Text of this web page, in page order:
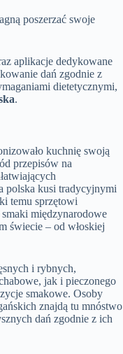
poszerzać swoje
aplikacje dedykowane
dań zgodnie z
dietetycznymi,
.
kuchnię swoją
przepisów na
polska kusi tradycyjnymi
temu sprzętowi
międzynarodowe
świecie – od włoskiej
i rybnych,
jak i pieczonego
smakowe. Osoby
znajdą tu mnóstwo
dań zgodnie z ich